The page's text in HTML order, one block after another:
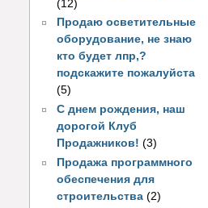
(12)
Продаю осветительные
оборудование, не знаю
кто будет лпр,?
подскажите пожалуйста
(5)
С днем рождения, наш
дорогой Клуб
Продажников! (3)
Продажа программного
обеспечения для
строительства (2)